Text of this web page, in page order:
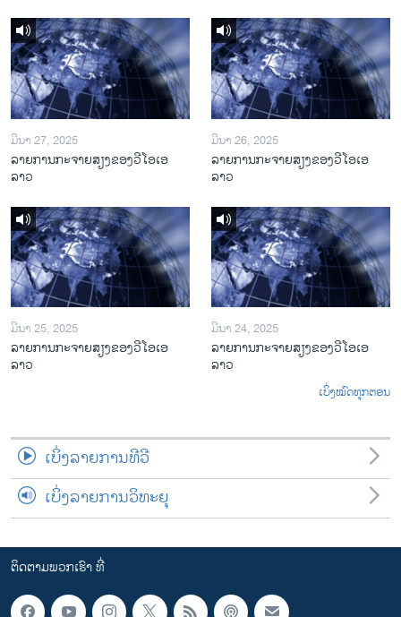
ມີນາ 27, 2025
ລາຍການກະຈາຍສຽງຂອງວີໂອເອ
ລາວ
ມີນາ 26, 2025
ລາຍການກະຈາຍສຽງຂອງວີໂອເອ
ລາວ
ມີນາ 25, 2025
ລາຍການກະຈາຍສຽງຂອງວີໂອເອ
ລາວ
ມີນາ 24, 2025
ລາຍການກະຈາຍສຽງຂອງວີໂອເອ
ລາວ
ເບິ່ງໝົດທຸກຕອນ
ເບິ່ງລາຍການທີວີ
ເບິ່ງລາຍການວິທະຍຸ
ຕິດຕາມພວກເຮົາ ທີ່